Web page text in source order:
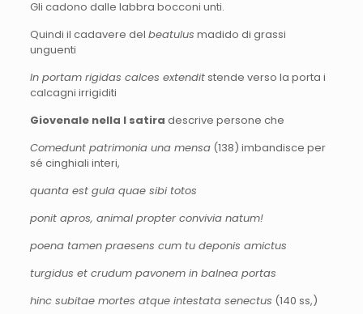
Gli cadono dalle labbra bocconi unti.
Quindi il cadavere del beatulus madido di grassi
unguenti
In portam rigidas calces extenditstende verso la porta i
calcagni irrigiditi
Giovenale nella I satira descrive persone che
Comedunt patrimonia una mensa(138) imbandisce per
sé cinghiali interi,
quanta est gula quae sibi totos
ponit apros, animal propter convivia natum!
poena tamen praesens cum tu deponis amictus
turgidus et crudum pavonem in balnea portas
hinc subitae mortes atque intestata senectus (140 ss,)